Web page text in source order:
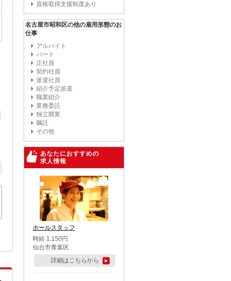
資格取得支援制度あり
名古屋市昭和区の他の雇用形態のお
仕事
アルバイト
パート
正社員
契約社員
派遣社員
紹介予定派遣
職業紹介
業務委託
独立開業
嘱託
その他
あなたにおすすめの
求人情報
ホールスタッフ
時給 1,150円
仙台市青葉区
詳細はこちらから